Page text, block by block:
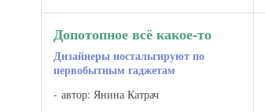
Допотопное всё какое-то
Дизайнеры ностальгируют по
первобытным гаджетам
автор: Янина Катрач